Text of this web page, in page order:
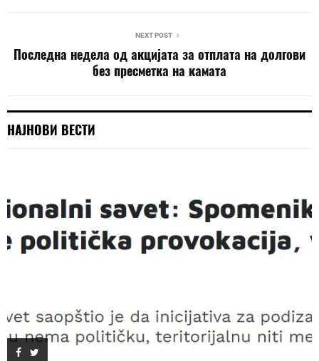
NEXT POST
Последна недела од акцијата за отплата на долгови
без пресметка на камата
НАЈНОВИ ВЕСТИ